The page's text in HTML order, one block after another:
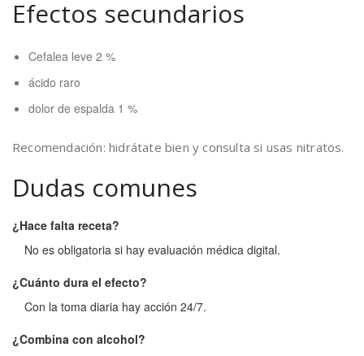
Efectos secundarios
Cefalea leve 2 %
ácido raro
dolor de espalda 1 %
Recomendación: hidrátate bien y consulta si usas nitratos.
Dudas comunes
¿Hace falta receta?
No es obligatoria si hay evaluación médica digital.
¿Cuánto dura el efecto?
Con la toma diaria hay acción 24/7.
¿Combina con alcohol?